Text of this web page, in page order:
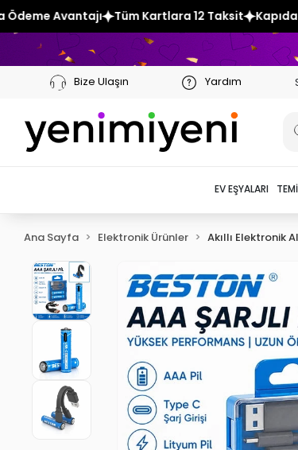
Kartlara 12 Taksit Kapıda Ödeme Avantajı
Bize Ulaşın Yardım
EV EŞYALARI
Ana Sayfa Elektronik Ürünler Akıllı Elektronik